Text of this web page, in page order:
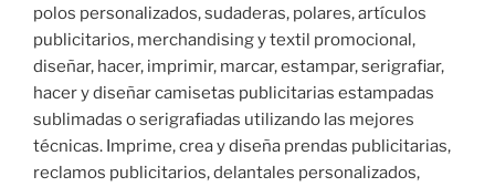
polos personalizados, sudaderas, polares, artículos
publicitarios, merchandising y textil promocional,
diseñar, hacer, imprimir, marcar, estampar, serigrafiar,
hacer y diseñar camisetas publicitarias estampadas
sublimadas o serigrafiadas utilizando las mejores
técnicas. Imprime, crea y diseña prendas publicitarias,
reclamos publicitarios, delantales personalizados,